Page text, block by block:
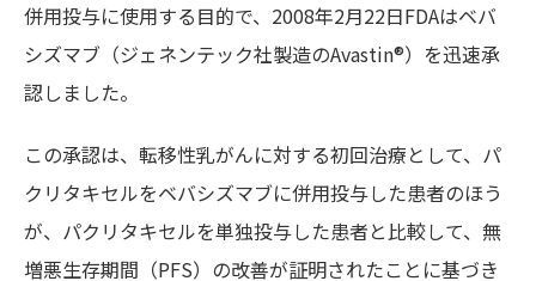
併用投与に使用する目的で、2008年2月22日FDAはベバ
シズマブ（ジェネンテック社製造のAvastin®）を迅速承
認しました。
この承認は、転移性乳がんに対する初回治療として、パ
クリタキセルをベバシズマブに併用投与した患者のほう
が、パクリタキセルを単独投与した患者と比較して、無
増悪生存期間（PFS）の改善が証明されたことに基づき